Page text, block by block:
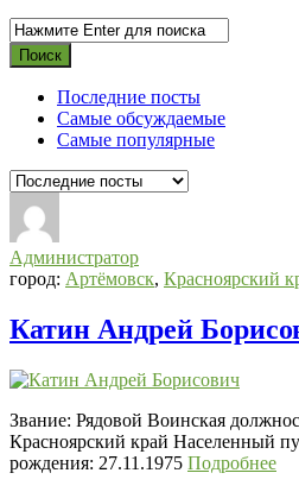
Последние посты
Самые обсуждаемые
Самые популярные
Администратор
город: Артёмовск, Красноярский
Катин Андрей
Звание: Рядовой Воинская
Красноярский край Населенный
рождения: 27.11.1975 Подробнее